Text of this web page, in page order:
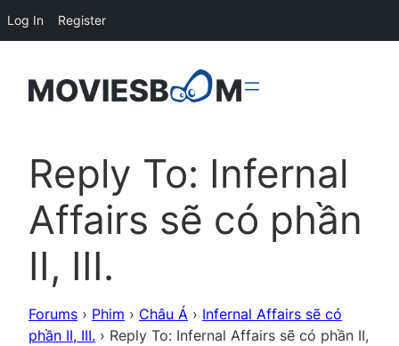
Reply To: Infernal
Affairs sẽ có phần
II, III.
Forums › Phim › Châu Á › Infernal Affairs sẽ có
phần II, III. › Reply To: Infernal Affairs sẽ có phần II,
Log In Register